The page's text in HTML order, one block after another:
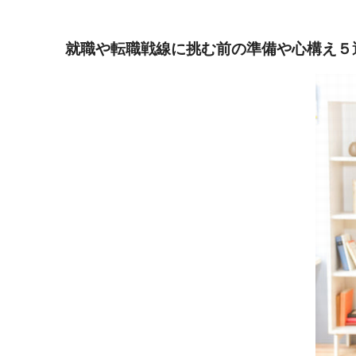
就職や転職戦線に挑む前の準備や心構え５